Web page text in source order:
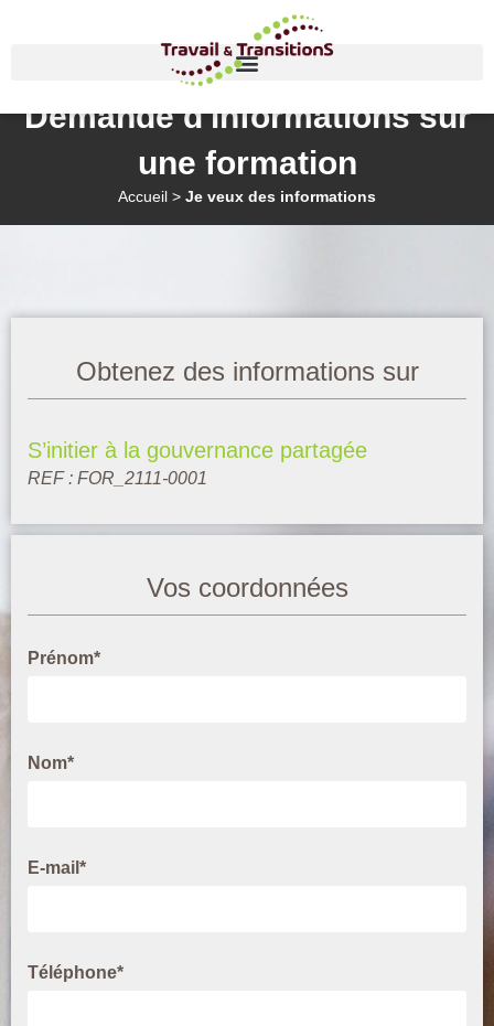
Demande d'informations sur
une formation
Accueil > Je veux des informations
Obtenez des informations sur
S’initier à la gouvernance partagée
REF : FOR_2111-0001
Vos coordonnées
Prénom*
Nom*
E-mail*
Téléphone*